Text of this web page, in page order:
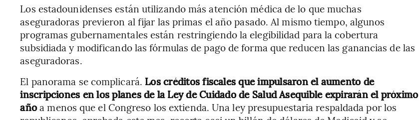
Los estadounidenses están utilizando más atención médica de lo que muchas
aseguradoras previeron al fijar las primas el año pasado. Al mismo tiempo, algunos
programas gubernamentales están restringiendo la elegibilidad para la cobertura
subsidiada y modificando las fórmulas de pago de forma que reducen las ganancias de las
aseguradoras.
El panorama se complicará. Los créditos fiscales que impulsaron el aumento de
inscripciones en los planes de la Ley de Cuidado de Salud Asequible expirarán el próximo
añoa menos que el Congreso los extienda. Una ley presupuestaria respaldada por los